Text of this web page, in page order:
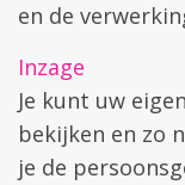
en de
Inzage
Je kunt uw
bekijken en zo
je de